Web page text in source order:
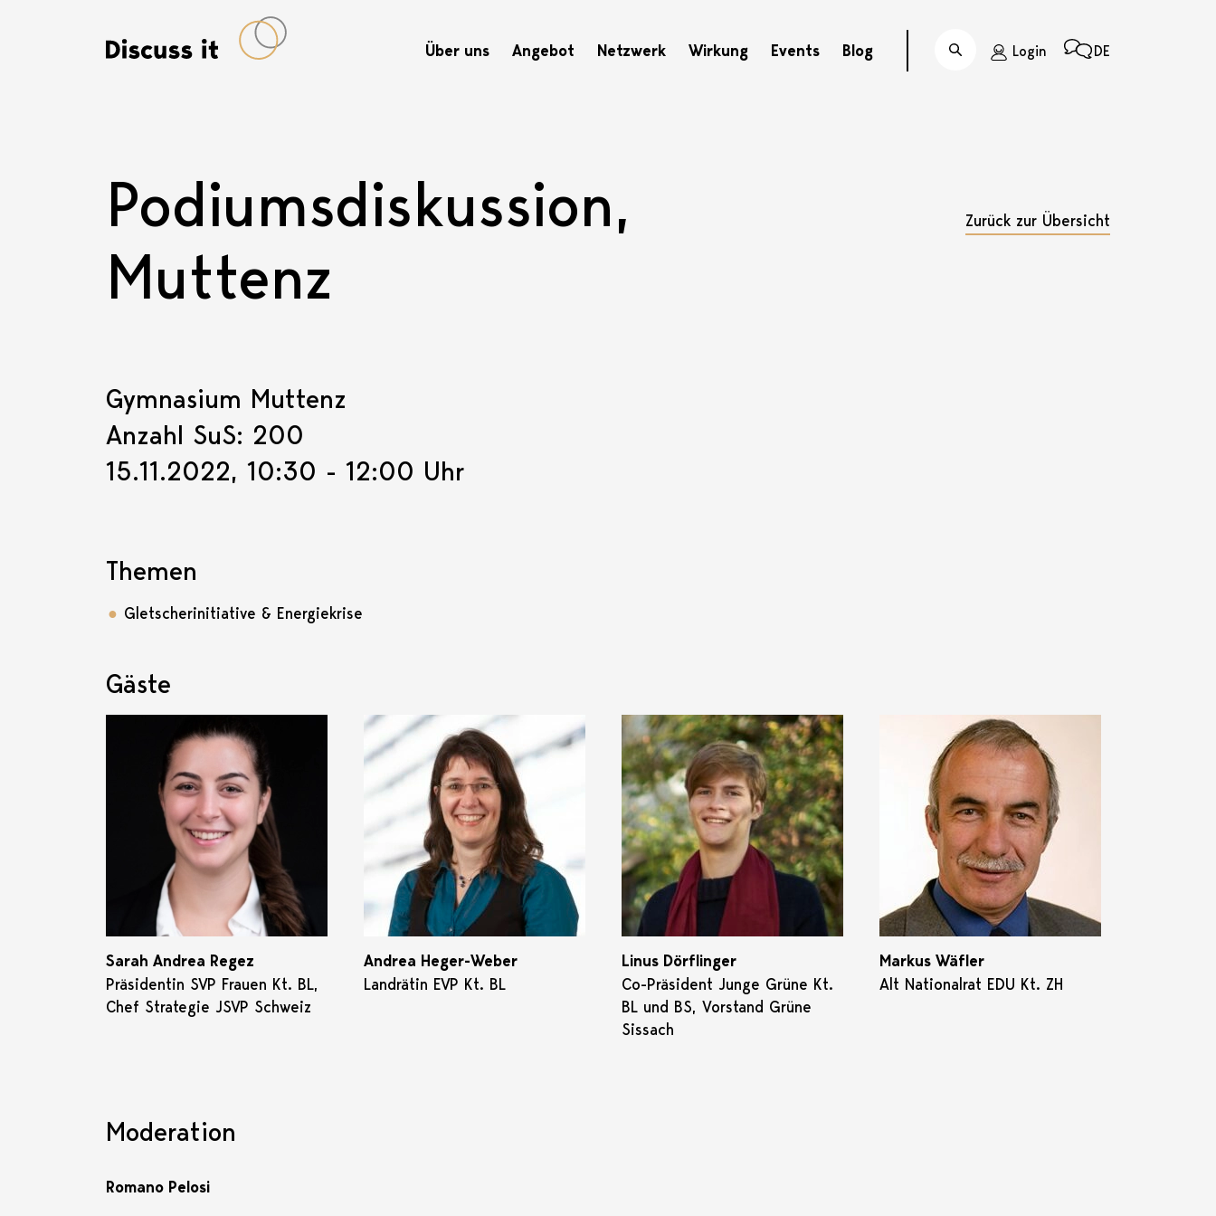
Hauptnavigation
Über uns Angebot Netzwerk Wirkung Events Blog Suche Login DE
Zurück zur Übersicht
Podiumsdiskussion,
Muttenz
Gymnasium Muttenz
Anzahl SuS: 200
15.11.2022, 10:30 - 12:00 Uhr
Themen
Gletscherinitiative & Energiekrise
Gäste
Sarah Andrea Regez
Präsidentin SVP Frauen Kt. BL,
Chef Strategie JSVP Schweiz
Andrea Heger-Weber
Landrätin EVP Kt. BL
Linus Dörflinger
Co-Präsident Junge Grüne Kt.
BL und BS, Vorstand Grüne
Sissach
Markus Wäfler
Alt Nationalrat EDU Kt. ZH
Moderation
Romano Pelosi